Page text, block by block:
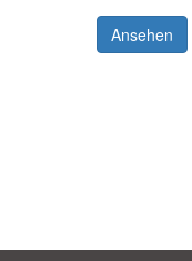
Ansehen